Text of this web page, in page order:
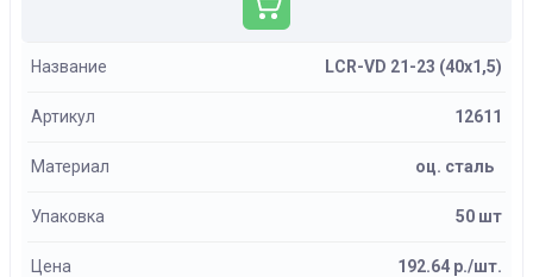
Название LCR-VD 21-23 (40х1,5)
Артикул 12611
Материал оц. сталь
Упаковка 50 шт
Цена 192.64 р./шт.